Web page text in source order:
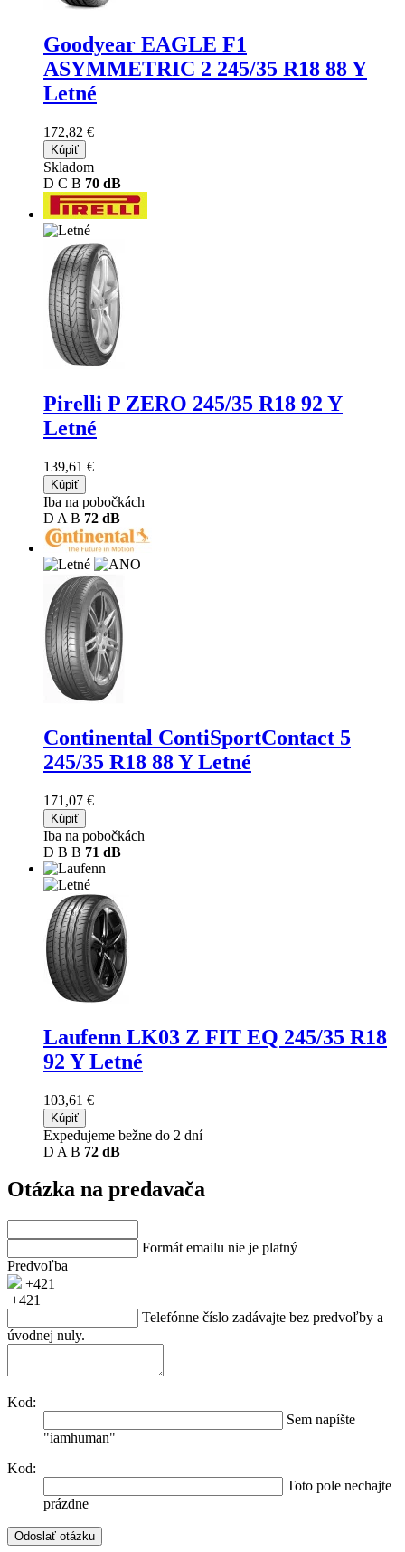
Goodyear EAGLE F1
ASYMMETRIC 2 245/35 R18 88 Y
Letné
172,82 €
Kúpiť
Skladom
D C B 70 dB
Pirelli P ZERO 245/35 R18 92 Y
Letné
139,61 €
Kúpiť
Iba na pobočkách
D A B 72 dB
Continental ContiSportContact 5
245/35 R18 88 Y Letné
171,07 €
Kúpiť
Iba na pobočkách
D B B 71 dB
Laufenn LK03 Z FIT EQ 245/35 R18
92 Y Letné
103,61 €
Kúpiť
Expedujeme bežne do 2 dní
D A B 72 dB
Otázka na predavača
Formát emailu nie je platný
Predvoľba
+421
+421
Telefónne číslo zadávajte bez predvoľby a
úvodnej nuly.
Kod:
Sem napíšte
"iamhuman"
Kod:
Toto pole nechajte
prázdne